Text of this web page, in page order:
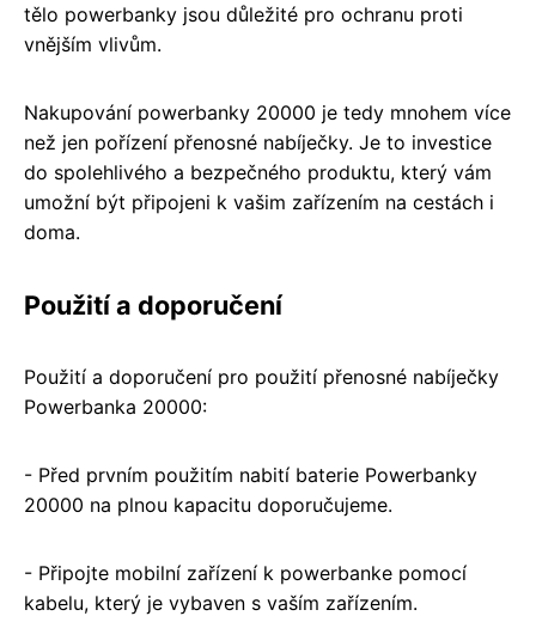
tělo powerbanky jsou důležité pro ochranu proti
vnějším vlivům.
Nakupování powerbanky 20000 je tedy mnohem více
než jen pořízení přenosné nabíječky. Je to investice
do spolehlivého a bezpečného produktu, který vám
umožní být připojeni k vašim zařízením na cestách i
doma.
Použití a doporučení
Použití a doporučení pro použití přenosné nabíječky
Powerbanka 20000:
- Před prvním použitím nabití baterie Powerbanky
20000 na plnou kapacitu doporučujeme.
- Připojte mobilní zařízení k powerbanke pomocí
kabelu, který je vybaven s vaším zařízením.